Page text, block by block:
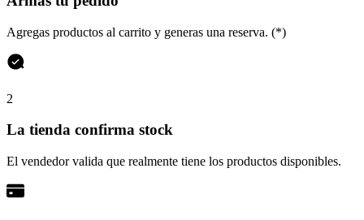
Agregas productos al carrito y generas una reserva. (*)
2
La tienda confirma stock
El vendedor valida que realmente tiene los productos disponibles.